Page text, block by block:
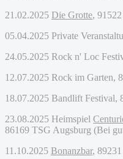
21.02.2025 Die Grotte,
05.04.2025 Private
24.05.2025 Rock n' Loc
12.07.2025 Rock im Garten,
18.07.2025 Bandlift Festival,
23.08.2025 Heimspiel
86169 TSG Augsburg (Bei
11.10.2025 Bonanzbar,